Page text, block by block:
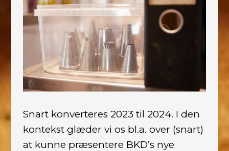
Snart konverteres 2023 til 2024. I den
kontekst glæder vi os bl.a. over (snart)
at kunne præsentere BKD’s nye